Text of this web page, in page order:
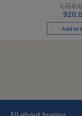
Add to